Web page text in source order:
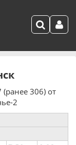
306) от
2